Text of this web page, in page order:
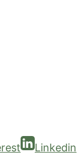
Linkedin